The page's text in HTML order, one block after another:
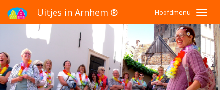
Hoofdmenu
Uitjes in Arnhem ®